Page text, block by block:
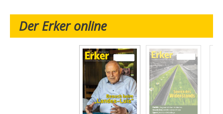
Der Erker online